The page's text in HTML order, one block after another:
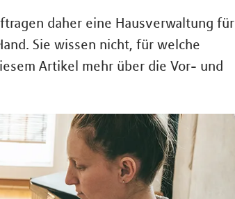
daher eine Hausverwaltung für
Sie wissen nicht, für welche
Artikel mehr über die Vor- und